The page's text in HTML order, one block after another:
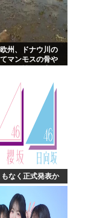
民党議員が全て...
州、ドナウ川の
マンモスの骨や
なく正式発表か